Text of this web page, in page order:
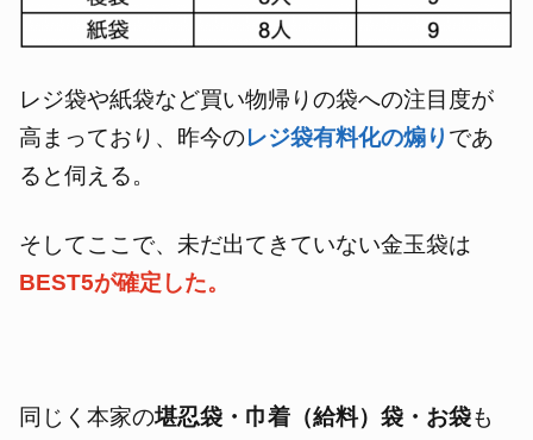
レジ袋や紙袋など買い物帰りの袋への注目度が
高まっており、昨今のレジ袋有料化の煽り であ
ると伺える。
そしてここで、未だ出てきていない金玉袋は
BEST5が確定した。
同じく本家の堪忍袋・巾着（給料）袋・お袋も